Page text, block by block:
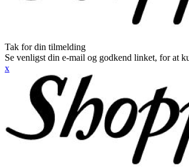
Tak for din tilmelding
Se venligst din e-mail og godkend linket, for at
x